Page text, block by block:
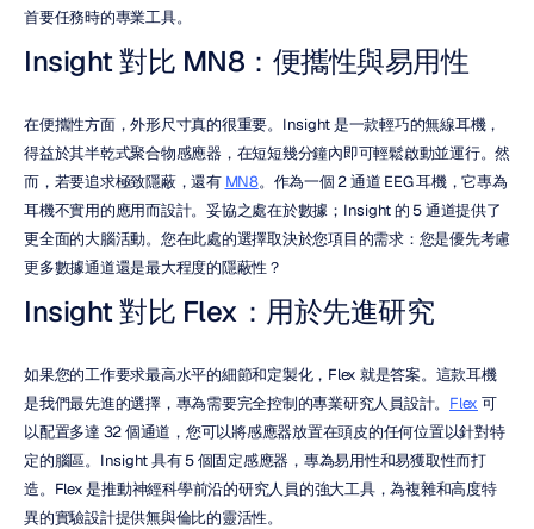
首要任務時的專業工具。
Insight 對比 MN8：便攜性與易用性
在便攜性方面，外形尺寸真的很重要。Insight 是一款輕巧的無線耳機，
得益於其半乾式聚合物感應器，在短短幾分鐘內即可輕鬆啟動並運行。然
而，若要追求極致隱蔽，還有 MN8。作為一個 2 通道 EEG 耳機，它專為
耳機不實用的應用而設計。妥協之處在於數據；Insight 的 5 通道提供了
更全面的大腦活動。您在此處的選擇取決於您項目的需求：您是優先考慮
更多數據通道還是最大程度的隱蔽性？
Insight 對比 Flex：用於先進研究
如果您的工作要求最高水平的細節和定製化，Flex 就是答案。這款耳機
是我們最先進的選擇，專為需要完全控制的專業研究人員設計。 Flex 可
以配置多達 32 個通道，您可以將感應器放置在頭皮的任何位置以針對特
定的腦區。Insight 具有 5 個固定感應器，專為易用性和易獲取性而打
造。Flex 是推動神經科學前沿的研究人員的強大工具，為複雜和高度特
異的實驗設計提供無與倫比的靈活性。